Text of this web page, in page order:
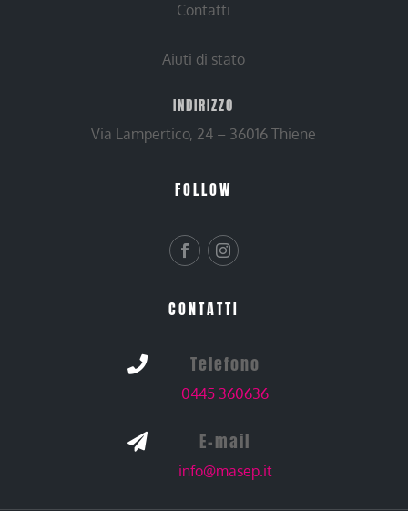
Contatti
Aiuti di stato
INDIRIZZO
Via Lampertico, 24 – 36016 Thiene
FOLLOW
CONTATTI
 Telefono
0445 360636
 E-mail
info@masep.it